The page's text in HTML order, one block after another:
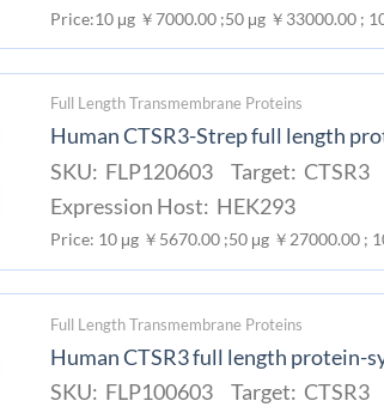
Price:10 μg ￥7000.00 ;50 μg ￥33000.00 ;
Full Length Transmembrane Proteins
Human CTSR3-Strep full length
SKU: FLP120603 Target: CTSR3
Expression Host: HEK293
Price: 10 μg ￥5670.00 ;50 μg ￥27000.00 ;
Full Length Transmembrane Proteins
Human CTSR3 full length protein-
SKU: FLP100603 Target: CTSR3